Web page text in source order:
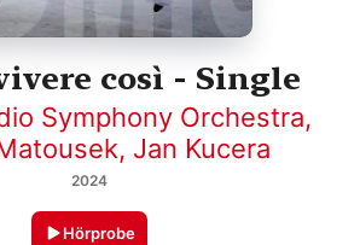
così - Single
Symphony Orchestra,
, Jan Kucera
2024
Hörprobe